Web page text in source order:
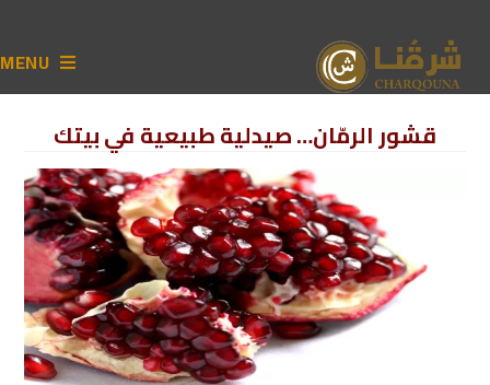
MENU
قشور الرمّان… صيدلية طبيعية في بيتك